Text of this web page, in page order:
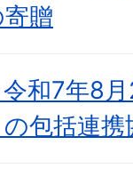
贈
令和7年8
包括連携